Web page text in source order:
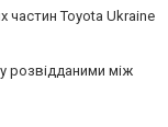
частин Toyota Ukraine
розвідданими між